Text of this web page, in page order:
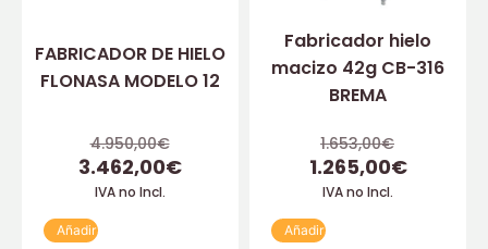
FABRICADOR DE HIELO
FLONASA MODELO 12
4.950,00€
3.462,00€
IVA no Incl.
Añadir
Fabricador hielo
macizo 42g CB-316
BREMA
1.653,00€
1.265,00€
IVA no Incl.
Añadir